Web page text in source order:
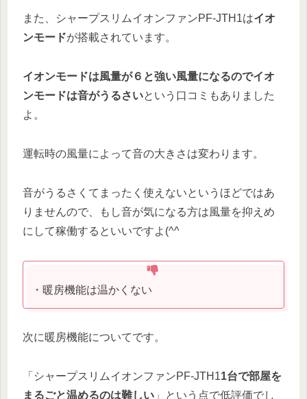
また、シャープスリムイオンファンPF-JTH1はイオ
ンモードが搭載されています。
イオンモードは風量が６と強い風量になるのでイオ
ンモードは音がうるさいという口コミもありました
よ。
運転時の風量によって音の大きさは変わります。
音がうるさくてまったく使えないというほどではあ
りませんので、もし音が気になる方は風量を抑えめ
にして稼働するといいですよ(^^
・暖房機能は温かくない
次に暖房機能についてです。
「シャープスリムイオンファンPF-JTH11台で部屋を
まるごと温めるのは難しい 」という点で低評価でし